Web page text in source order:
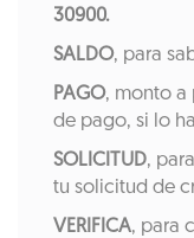
30900.
SALDO, para
PAGO, monto a
de pago, si lo
SOLICITUD,
tu solicitud de
VERIFICA, para